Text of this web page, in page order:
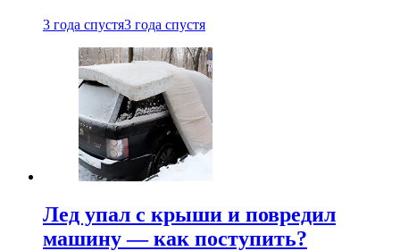
3 года спустя3 года спустя
Лед упал с крыши и повредил
машину — как поступить?